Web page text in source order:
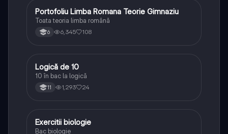
Limba și literatura română
Portofoliu Limba Romana Teorie Gimnaziu
Toata teoria limba română
6 6,345 108
Logică
Logică de 10
10 în bac la logică
11 1,293 24
Biologie
Exercitii biologie
Bac biologie